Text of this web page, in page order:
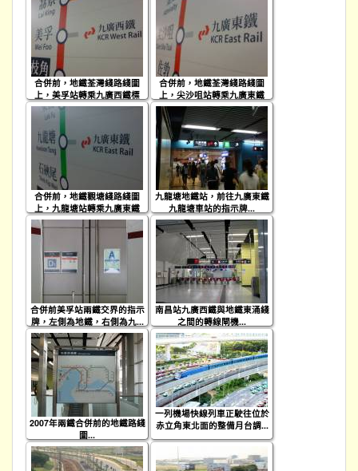
合併前，地鐵荃灣綫路綫圖
上，美孚站轉乘九廣西鐵標
示...
合併前，地鐵荃灣綫路綫圖
上，尖沙咀站轉乘九廣東鐵
標...
合併前，地鐵觀塘綫路綫圖
上，九龍塘站轉乘九廣東鐵
標...
九龍塘地鐵站，前往九廣東鐵
九龍塘車站的指示牌...
合併前美孚站兩鐵交界的指示
牌，左側為地鐵，右側為九...
南昌站九廣西鐵與地鐵東涌綫
之間的轉線閘機...
2007年兩鐵合併前的地鐵路綫
圖...
一列機場快線列車正駛往位於
赤立角東北面的整備月台調...